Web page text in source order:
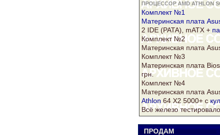
ПРОЦЕССОР AMD ATHLON
Комплект №1
Материнская плата
2 IDE (PATA), mATX +
Комплект №2
Материнская плата
Комплект №3
Материнская плата
грн.
Комплект №4
Материнская плата
Athlon 64 Х2 5000+ с
Всё железо
ПРОДАМ